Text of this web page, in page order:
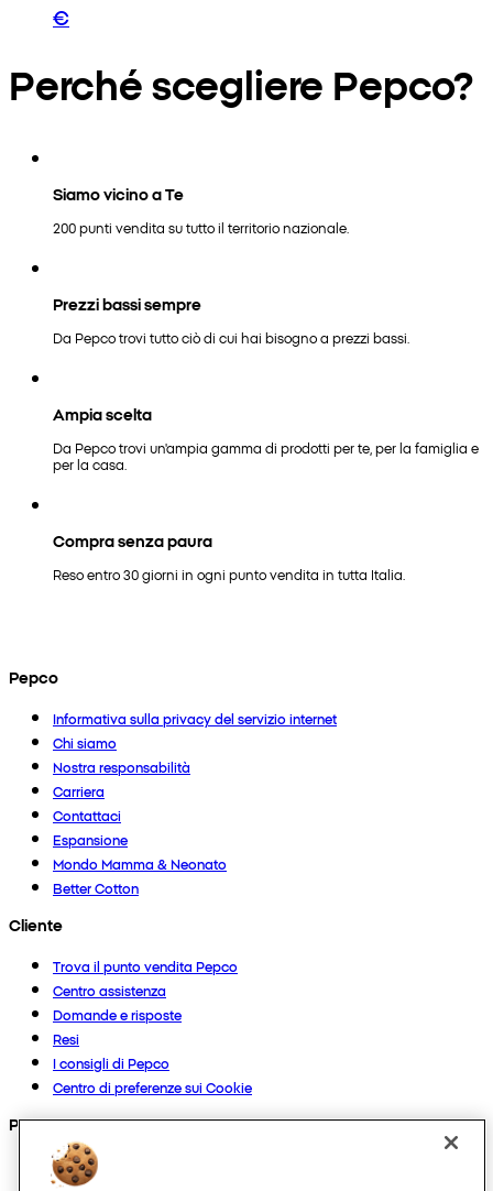
€
Perché scegliere Pepco?
Siamo vicino a Te
200 punti vendita su tutto il territorio nazionale.
Prezzi bassi sempre
Da Pepco trovi tutto ciò di cui hai bisogno a prezzi bassi.
Ampia scelta
Da Pepco trovi un'ampia gamma di prodotti per te, per la famiglia e
per la casa.
Compra senza paura
Reso entro 30 giorni in ogni punto vendita in tutta Italia.
Pepco
Informativa sulla privacy del servizio internet
Chi siamo
Nostra responsabilità
Carriera
Contattaci
Espansione
Mondo Mamma & Neonato
Better Cotton
Cliente
Trova il punto vendita Pepco
Centro assistenza
Domande e risposte
Resi
I consigli di Pepco
Centro di preferenze sui Cookie
Prodotti
Collezioni